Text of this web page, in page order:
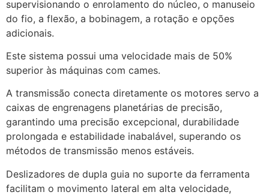
supervisionando o enrolamento do núcleo, o manuseio
do fio, a flexão, a bobinagem, a rotação e opções
adicionais.
Este sistema possui uma velocidade mais de 50%
superior às máquinas com cames.
A transmissão conecta diretamente os motores servo a
caixas de engrenagens planetárias de precisão,
garantindo uma precisão excepcional, durabilidade
prolongada e estabilidade inabalável, superando os
métodos de transmissão menos estáveis.
Deslizadores de dupla guia no suporte da ferramenta
facilitam o movimento lateral em alta velocidade,